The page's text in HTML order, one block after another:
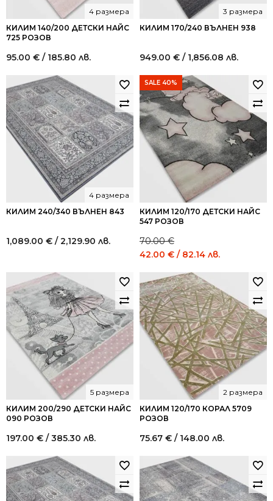
КИЛИМ 140/200 ДЕТСКИ НАЙС
725 РОЗОВ
4 размера
95.00 € / 185.80 лв.
КИЛИМ 170/240 ВЪЛНЕН 938
3 размера
949.00 € / 1,856.08 лв.
КИЛИМ 240/340 ВЪЛНЕН 843
4 размера
1,089.00 € / 2,129.90 лв.
SALE 40%
КИЛИМ 120/170 ДЕТСКИ НАЙС
547 РОЗОВ
70.00€
Original
was:
70.00 €
/
136.91
лв..
42.00 € / 82.14 лв.
42.00 €
/
82.14
лв..
КИЛИМ 200/290 ДЕТСКИ НАЙС
090 РОЗОВ
5 размера
197.00 € / 385.30 лв.
КИЛИМ 120/170 КОРАЛ 5709
РОЗОВ
2 размера
75.67 € / 148.00 лв.